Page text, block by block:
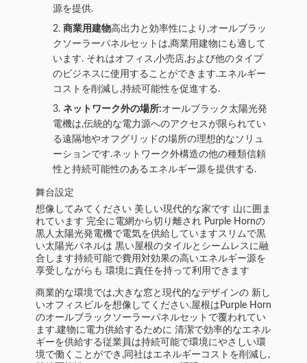
源を提供.
商業用建物 高出力と効率性により,オールブラッ
クソーラーパネルセットは,商業用建物にも適して
います. それはオフィス,小売店,および他のタイプ
のビジネスに使用することができます.エネルギー
コストを削減し,持続可能性を促進する.
ネットワーク外の場所:オールブラック太陽光発
電機は,伝統的な電力源へのアクセスが限られてい
る遠隔地やオフグリッドの場所の理想的なソリュ
ーションです.ネットワーク外構造の他の種類信頼
性と持続可能性のあるエネルギー源を提供する.
舞台設定
想像してみてください 美しい現代的な家です 山に囲ま
れています 完全に電網から切り離され Purple Hornの
黒人太陽光発電機で電気を供給していますスリムで黒
い太陽光パネルは 黒い屋根のタイルとシームレスに融
合します持続可能で費用対効果の高いエネルギー源を
享受しながらも 環境に責任を持って利用できます
商業的な環境では,大きな窓と現代的なデザインの 新し
いオフィスビルを想像してください.屋根はPurple Horn
のオールブラックソーラーパネルセットで覆われてい
ます.建物に電力供給するために 清潔で効率的なエネル
ギーを供給する従業員は持続可能で環境にやさしい環
境で働くことができ,同社はエネルギーコストを削減し,